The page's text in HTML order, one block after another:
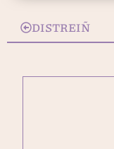
DISTREIÑ